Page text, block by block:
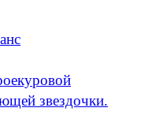
звездочки.